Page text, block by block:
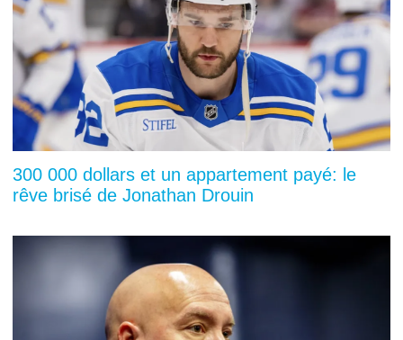
300 000 dollars et un appartement payé: le
rêve brisé de Jonathan Drouin